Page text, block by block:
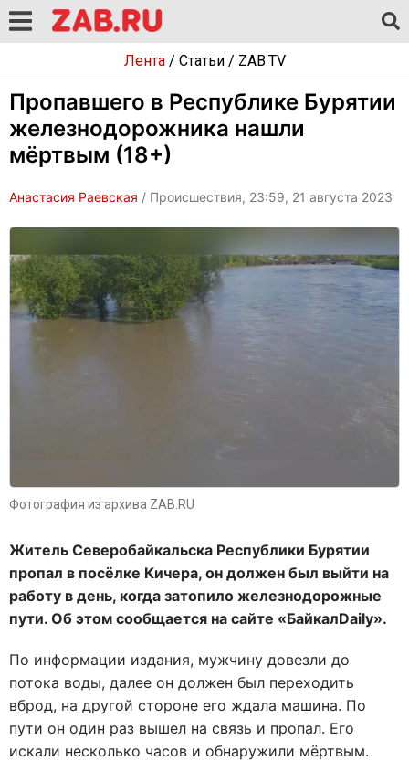
Лента/ Статьи/ ZAB.TV
Пропавшего в Республике Бурятии
железнодорожника нашли
мёртвым (18+)
Анастасия Раевская / Происшествия, 23:59, 21 августа 2023
Фотография из архива ZAB.RU
Житель Северобайкальска Республики Бурятии
пропал в посёлке Кичера, он должен был выйти на
работу в день, когда затопило железнодорожные
пути. Об этом сообщается на сайте «БайкалDaily».
По информации издания, мужчину довезли до
потока воды, далее он должен был переходить
вброд, на другой стороне его ждала машина. По
пути он один раз вышел на связь и пропал. Его
искали несколько часов и обнаружили мёртвым.